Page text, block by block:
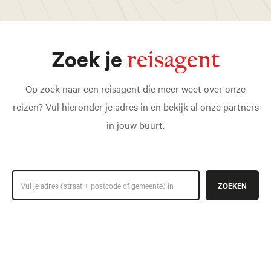
Zoek jereisagent
Op zoek naar een reisagent die meer weet over onze
reizen? Vul hieronder je adres in en bekijk al onze partners
in jouw buurt.